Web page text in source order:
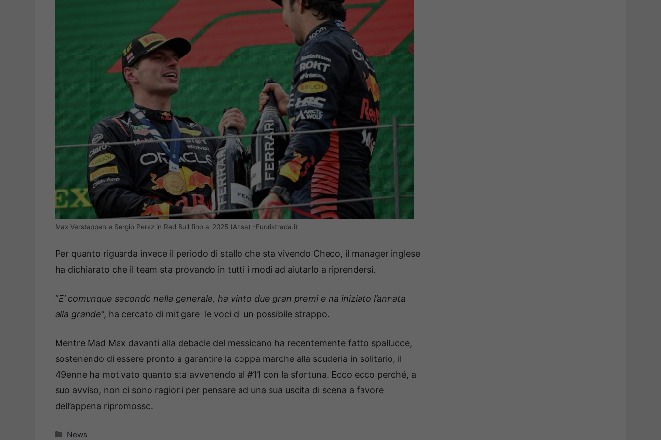
Max Verstappen e Sergio Perez in Red Bull fino al 2025 (Ansa) -Fuoristrada.it
Per quanto riguarda invece il periodo di stallo che sta vivendo Checo, il manager inglese
ha dichiarato che il team sta provando in tutti i modi ad aiutarlo a riprendersi.
“E’ comunque secondo nella generale, ha vinto due gran premi e ha iniziato l’annata
alla grande“, ha cercato di mitigare le voci di un possibile strappo.
Mentre Mad Max davanti alla debacle del messicano ha recentemente fatto spallucce,
sostenendo di essere pronto a garantire la coppa marche alla scuderia in solitario, il
49enne ha motivato quanto sta avvenendo al #11 con la sfortuna. Ecco ecco perché, a
suo avviso, non ci sono ragioni per pensare ad una sua uscita di scena a favore
dell’appena ripromosso.
Categorie
News